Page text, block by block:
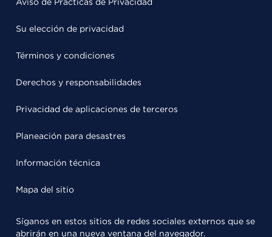
Su elección de privacidad
Términos y condiciones
Derechos y responsabilidades
Privacidad de aplicaciones de terceros
Planeación para desastres
Información técnica
Mapa del sitio
Síganos en estos sitios de redes sociales externos que se
abrirán en una nueva ventana del navegador.